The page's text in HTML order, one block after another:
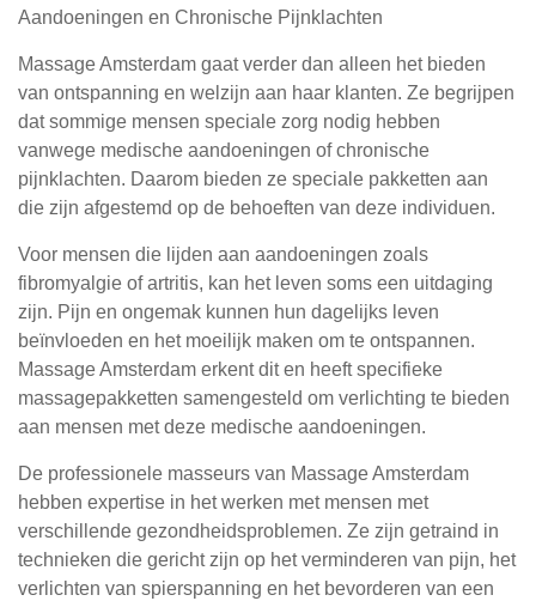
Aandoeningen en Chronische Pijnklachten
Massage Amsterdam gaat verder dan alleen het bieden
van ontspanning en welzijn aan haar klanten. Ze begrijpen
dat sommige mensen speciale zorg nodig hebben
vanwege medische aandoeningen of chronische
pijnklachten. Daarom bieden ze speciale pakketten aan
die zijn afgestemd op de behoeften van deze individuen.
Voor mensen die lijden aan aandoeningen zoals
fibromyalgie of artritis, kan het leven soms een uitdaging
zijn. Pijn en ongemak kunnen hun dagelijks leven
beïnvloeden en het moeilijk maken om te ontspannen.
Massage Amsterdam erkent dit en heeft specifieke
massagepakketten samengesteld om verlichting te bieden
aan mensen met deze medische aandoeningen.
De professionele masseurs van Massage Amsterdam
hebben expertise in het werken met mensen met
verschillende gezondheidsproblemen. Ze zijn getraind in
technieken die gericht zijn op het verminderen van pijn, het
verlichten van spierspanning en het bevorderen van een